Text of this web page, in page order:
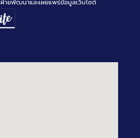
ฝ่ายพัฒนาและเผยแพร่ข้อมูลเว็บไซต์